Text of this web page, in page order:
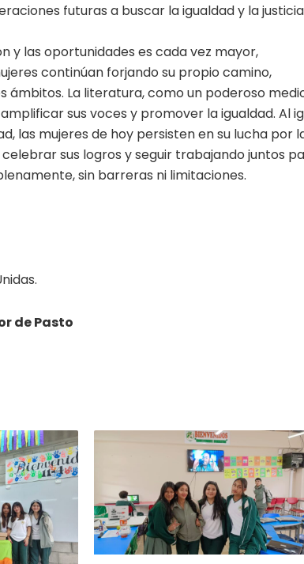
futuras a buscar la igualdad y la justicia
y las oportunidades es cada vez mayor,
continúan forjando su propio camino,
ámbitos. La literatura, como un poderoso
sus voces y promover la igualdad. Al
las mujeres de hoy persisten en su lucha por
sus logros y seguir trabajando juntos
sin barreras ni limitaciones.
de Pasto